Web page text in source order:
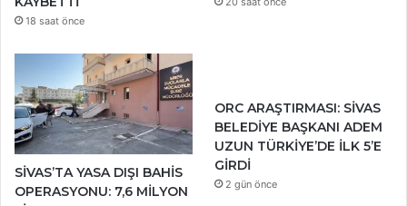
18 saat önce
SİVAS’TA YASA DIŞI BAHİS
OPERASYONU: 7,6 MİLYON
ORC ARAŞTIRMASI: SİVAS
BELEDİYE BAŞKANI ADEM
UZUN TÜRKİYE’DE İLK 5’E
GİRDİ
2 gün önce